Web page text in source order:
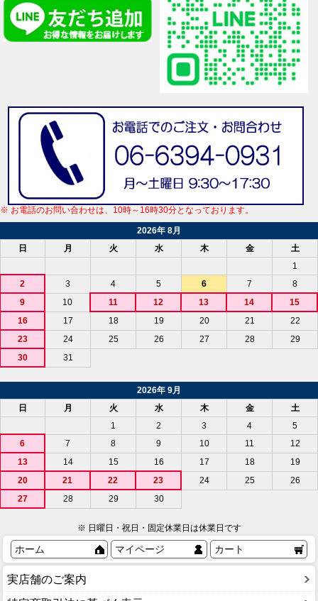
※ お電話のお問い合わせは、10時～16時30分となっております。
2026年 8月
日
月 火 水 木 金
土
1
2
3 4 5 6 7
8
9
10 11 12 13 14
15
16
17 18 19 20 21
22
23
24 25 26 27 28
29
30
31
2026年 9月
日
月 火 水 木 金
土
1
2 3 4
5
6
7 8 9 10 11
12
13
14 15 16 17 18
19
20
21 22 23 24 25
26
27
28 29 30
※ 日曜日・祝日・固定休業日は休業日です
ホーム マイページ カート
実店舗のご案内